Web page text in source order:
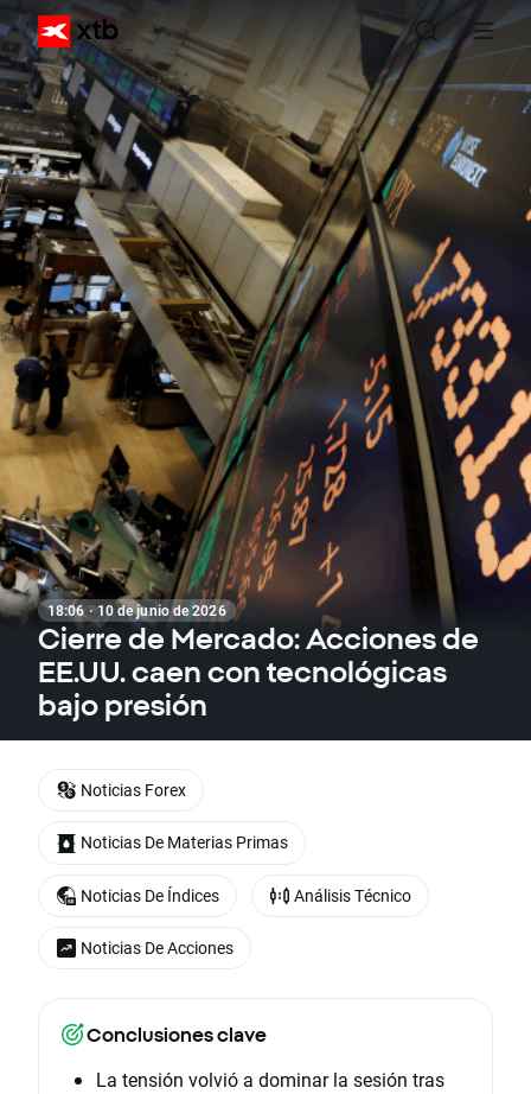
18:06 · 10 de junio de 2026
Cierre de Mercado: Acciones de
EE.UU. caen con tecnológicas
bajo presión
Conclusiones clave
La tensión volvió a dominar la sesión tras
Noticias Forex
Noticias De Materias Primas
Noticias De Índices Análisis Técnico
Noticias De Acciones